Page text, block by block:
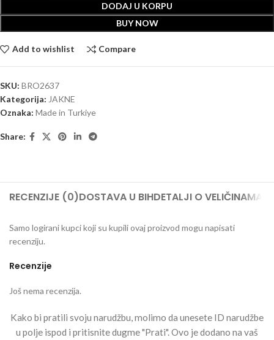
DODAJ U KORPU
BUY NOW
Add to wishlist Compare
SKU: BRO2637
Kategorija: JAKNE
Oznaka: Made in Turkiye
Share:
RECENZIJE (0)DOSTAVA U BIHDETALJI O VELIČINAMA
Recenzije
Još nema recenzija.
Samo logirani kupci koji su kupili ovaj proizvod mogu napisati
recenziju.
Kako bi pratili svoju narudžbu, molimo da unesete ID narudžbe
u polje ispod i pritisnite dugme "Prati". Ovo je dodano na vaš